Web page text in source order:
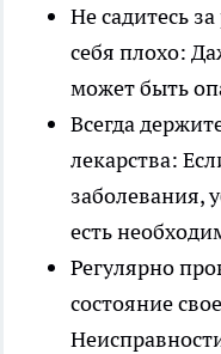
Не садитесь
себя плохо:
может быть
Всегда
лекарства:
заболевания,
есть
Регулярно
состояние